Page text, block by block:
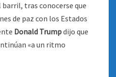
tras conocerse que
de paz con los Estados
Donald Trumpdijo que
«a un ritmo